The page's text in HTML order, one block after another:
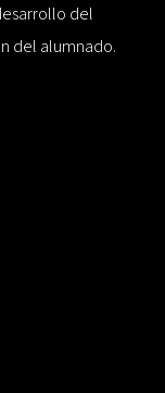
del
del alumnado.